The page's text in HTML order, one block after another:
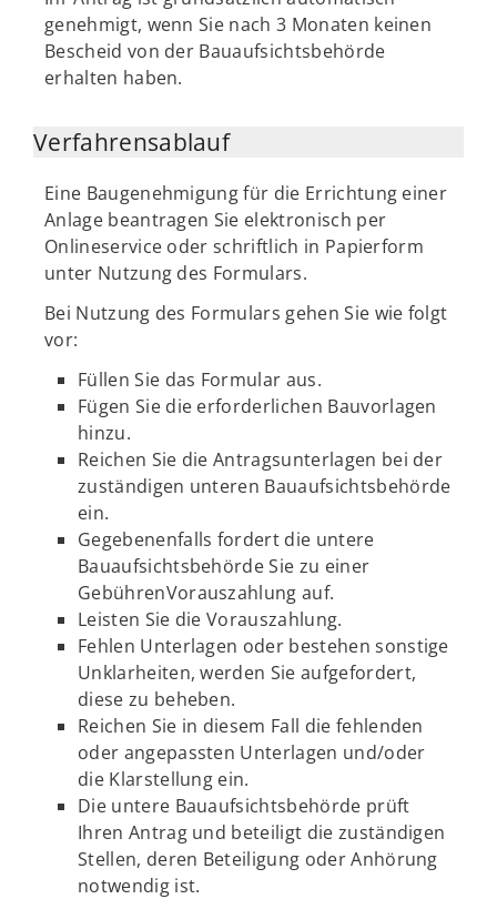
genehmigt, wenn Sie nach 3 Monaten keinen
Bescheid von der Bauaufsichtsbehörde
erhalten haben.
Verfahrensablauf
Eine Baugenehmigung für die Errichtung einer
Anlage beantragen Sie elektronisch per
Onlineservice oder schriftlich in Papierform
unter Nutzung des Formulars.
Bei Nutzung des Formulars gehen Sie wie folgt
vor:
Füllen Sie das Formular aus.
Fügen Sie die erforderlichen Bauvorlagen
hinzu.
Reichen Sie die Antragsunterlagen bei der
zuständigen unteren Bauaufsichtsbehörde
ein.
Gegebenenfalls fordert die untere
Bauaufsichtsbehörde Sie zu einer
GebührenVorauszahlung auf.
Leisten Sie die Vorauszahlung.
Fehlen Unterlagen oder bestehen sonstige
Unklarheiten, werden Sie aufgefordert,
diese zu beheben.
Reichen Sie in diesem Fall die fehlenden
oder angepassten Unterlagen und/oder
die Klarstellung ein.
Die untere Bauaufsichtsbehörde prüft
Ihren Antrag und beteiligt die zuständigen
Stellen, deren Beteiligung oder Anhörung
notwendig ist.